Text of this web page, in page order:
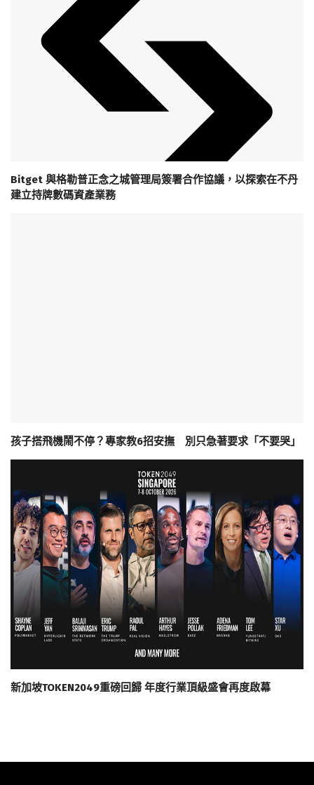
Bitget 與格勒普正念之城管理局簽署合作協議，以探索在不丹
建立持牌數碼資產業務
孩子搭飛機鬧不停？專家教6招安撫 別只急著要求「不要哭」
新加坡TOKEN2049重磅回歸 年度行業頂級盛會再度啟幕